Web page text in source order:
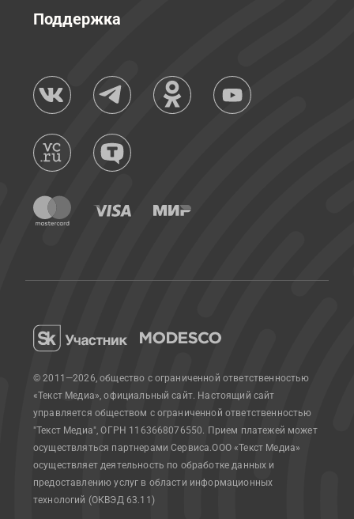
Поддержка
© 2011—2026, общество с ограниченной ответственностью
«Текст Медиа», официальный сайт. Настоящий сайт
управляется обществом с ограниченной ответственностью
"Текст Медиа", ОГРН 1163668076550. Прием платежей может
осуществляться партнерами Сервиса.ООО «Текст Медиа»
осуществляет деятельность по обработке данных и
предоставлению услуг в области информационных
технологий (ОКВЭД 63.11)